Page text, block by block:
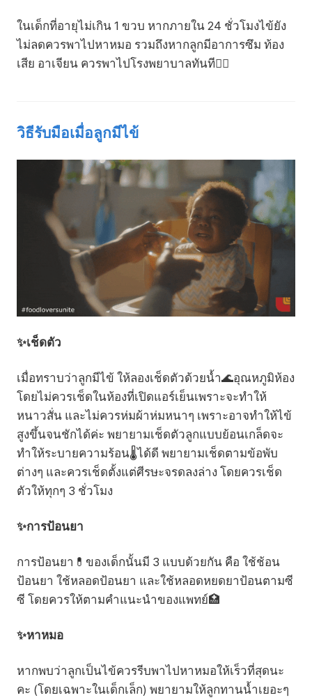
ในเด็กที่อายุไม่เกิน 1 ขวบ หากภายใน 24 ชั่วโมงไข้ยัง
ไม่ลดควรพาไปหาหมอ รวมถึงหากลูกมีอาการซึม ท้อง
เสีย อาเจียน ควรพาไปโรงพยาบาลทันที👩‍⚕️
วิธีรับมือเมื่อลูกมีไข้
✨เช็ดตัว
เมื่อทราบว่าลูกมีไข้ ให้ลองเช็ดตัวด้วยน้ำ🌊อุณหภูมิห้อง
โดยไม่ควรเช็ดในห้องที่เปิดแอร์เย็นเพราะจะทำให้
หนาวสั่น และไม่ควรห่มผ้าห่มหนาๆ เพราะอาจทำให้ไข้
สูงขึ้นจนชักได้ค่ะ พยายามเช็ดตัวลูกแบบย้อนเกล็ดจะ
ทำให้ระบายความร้อน🌡️ได้ดี พยายามเช็ดตามข้อพับ
ต่างๆ และควรเช็ดตั้งแต่ศีรษะจรดลงล่าง โดยควรเช็ด
ตัวให้ทุกๆ 3 ชั่วโมง
✨การป้อนยา
การป้อนยา💊ของเด็กนั้นมี 3 แบบด้วยกัน คือ ใช้ช้อน
ป้อนยา ใช้หลอดป้อนยา และใช้หลอดหยดยาป้อนตามซี
ซี โดยควรให้ตามคำแนะนำของแพทย์🏥
✨หาหมอ
หากพบว่าลูกเป็นไข้ควรรีบพาไปหาหมอให้เร็วที่สุดนะ
คะ (โดยเฉพาะในเด็กเล็ก) พยายามให้ลูกทานน้ำเยอะๆ